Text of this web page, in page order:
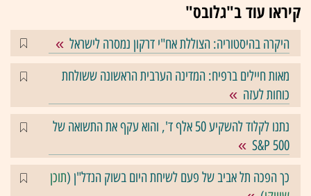
קיראו עוד ב"גלובס"
היקרה בהיסטוריה: הצוללת אח"י דרקון נמסרה לישראל
מאות חיילים ברפיח: המדינה הערבית הראשונה ששולחת
כוחות לעזה
נתנו לקלוד להשקיע 50 אלף ד', והוא עקף את התשואה של
S&P 500
כך הפכה תל אביב של פעם לשיחת היום בשוק הנדל"ן (תוכן